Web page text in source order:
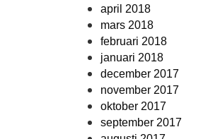
april 2018
mars 2018
februari 2018
januari 2018
december 2017
november 2017
oktober 2017
september 2017